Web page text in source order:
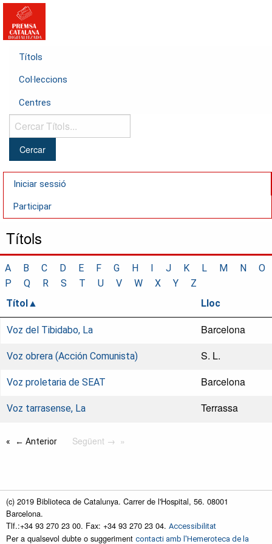
Títols
Col·leccions
Centres
Cercar
Títols...
Iniciar sessió
Participar
Títols
A B C D E F G H I J K L M N
O
P
Q R S T U V W X Y
Z
Títol
Lloc
Voz del Tibidabo, La Barcelona
Voz obrera (Acción Comunista) S. L.
Voz proletaria de SEAT Barcelona
Voz tarrasense, La Terrassa
← Anterior Següent →
(c) 2019 Biblioteca de Catalunya. Carrer de l'Hospital, 56. 08001
Barcelona.
Tlf.:+34 93 270 23 00. Fax: +34 93 270 23 04. Accessibilitat
Per a qualsevol dubte o suggeriment contacti amb l'Hemeroteca de la